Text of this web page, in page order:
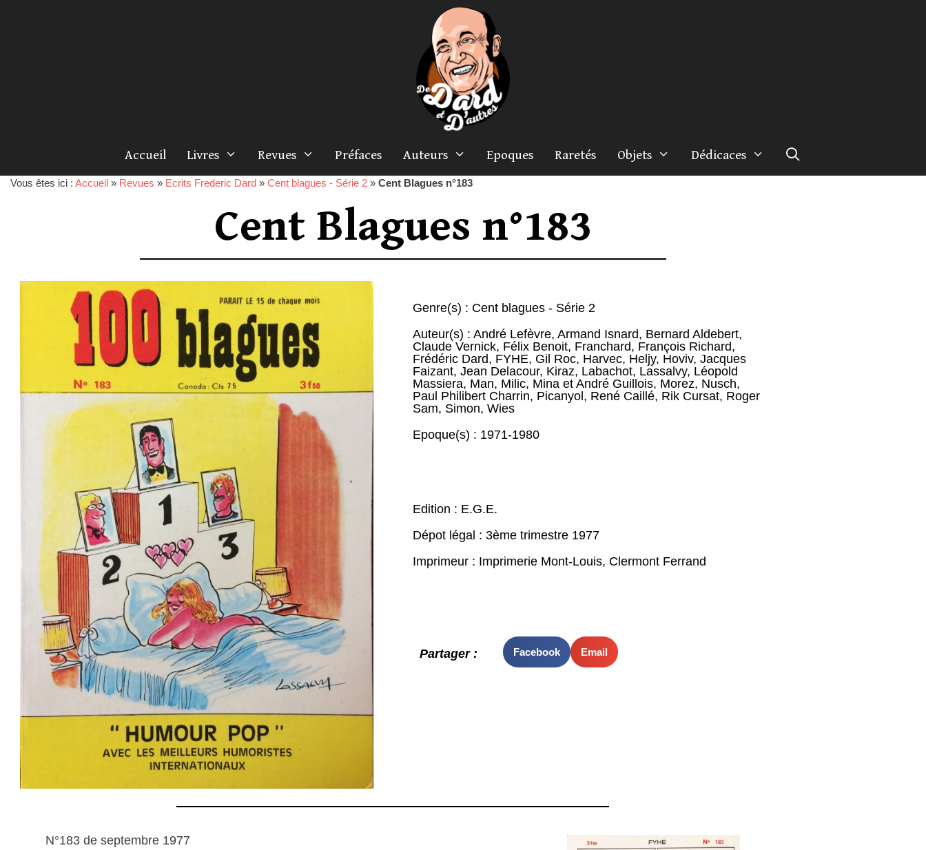
Accueil Livres Revues Préfaces Auteurs Epoques Raretés Objets Dédicaces
Vous êtes ici : Accueil » Revues » Ecrits Frederic Dard » Cent blagues - Série 2 » Cent Blagues n°183
Cent Blagues n°183
Genre(s) : Cent blagues - Série 2
Auteur(s) : André Lefèvre, Armand Isnard, Bernard Aldebert,
Claude Vernick, Félix Benoit, Franchard, François Richard,
Frédéric Dard, FYHE, Gil Roc, Harvec, Heljy, Hoviv, Jacques
Faizant, Jean Delacour, Kiraz, Labachot, Lassalvy, Léopold
Massiera, Man, Milic, Mina et André Guillois, Morez, Nusch,
Paul Philibert Charrin, Picanyol , René Caillé, Rik Cursat, Roger
Sam, Simon, Wies
Epoque(s) : 1971-1980
Edition : E.G.E.
Dépot légal : 3ème trimestre 1977
Imprimeur : Imprimerie Mont-Louis, Clermont Ferrand
Partager : Facebook Email
N°183 de septembre 1977